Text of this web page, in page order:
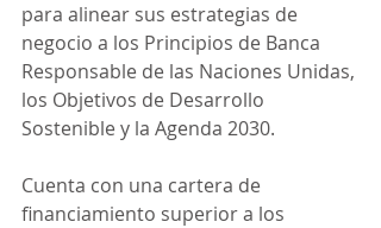
para alinear sus estrategias de
negocio a los Principios de Banca
Responsable de las Naciones Unidas,
los Objetivos de Desarrollo
Sostenible y la Agenda 2030.
Cuenta con una cartera de
financiamiento superior a los